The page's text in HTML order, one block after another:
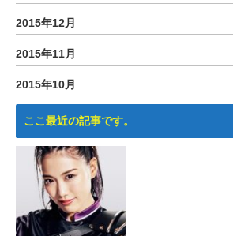
2015年12月
2015年11月
2015年10月
ここ最近の記事です。